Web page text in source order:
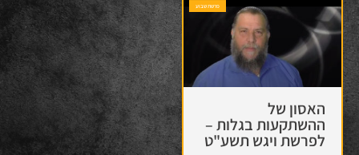
פרשת שבוע
האסון של
ההשתקעות בגלות –
לפרשת ויגש תשע"ט